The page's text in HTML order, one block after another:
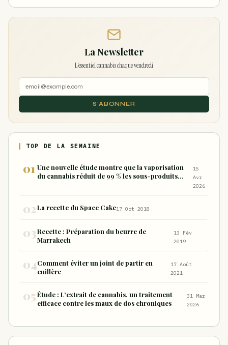
La Newsletter
L'essentiel cannabis chaque vendredi
S'ABONNER
TOP DE LA SEMAINE
Une nouvelle étude montre que la vaporisation
du cannabis réduit de 99 % les sous-produits
15
Avr
2026
La recette du Space Cake17 Oct 2018
Recette : Préparation du beurre de
Marrakech
13 Fév
2019
Comment éviter un joint de partir en
cuillère
17 Août
2021
Étude : L’extrait de cannabis, un traitement
efficace contre les maux de dos chroniques
31 Mar
2026